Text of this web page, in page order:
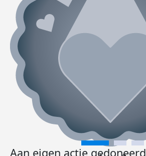
Aan eigen actie gedoneerd